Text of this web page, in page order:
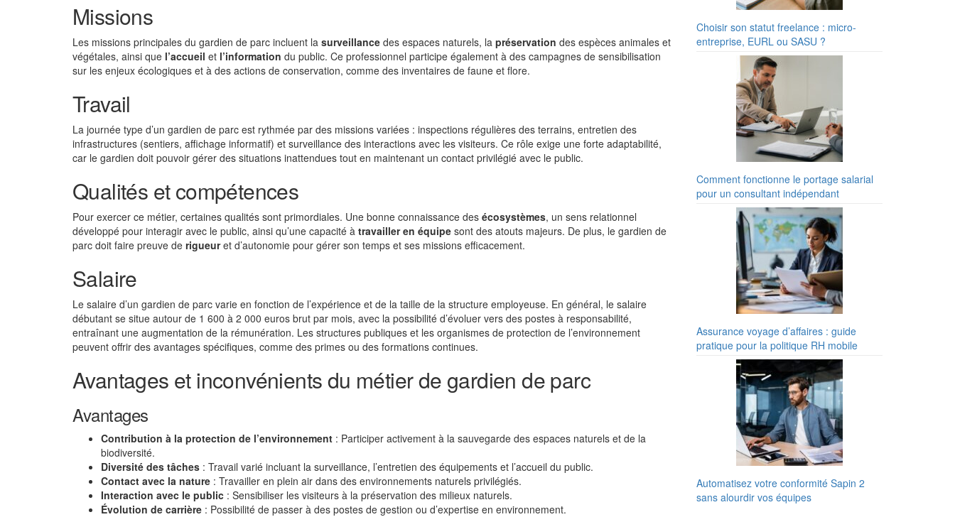
Missions
Les missions principales du gardien de parc incluent la surveillance des espaces naturels, la préservation des espèces animales et
végétales, ainsi que l’accueil et l’information du public. Ce professionnel participe également à des campagnes de sensibilisation
sur les enjeux écologiques et à des actions de conservation, comme des inventaires de faune et flore.
Travail
La journée type d’un gardien de parc est rythmée par des missions variées : inspections régulières des terrains, entretien des
infrastructures (sentiers, affichage informatif) et surveillance des interactions avec les visiteurs. Ce rôle exige une forte adaptabilité,
car le gardien doit pouvoir gérer des situations inattendues tout en maintenant un contact privilégié avec le public.
Qualités et compétences
Pour exercer ce métier, certaines qualités sont primordiales. Une bonne connaissance des écosystèmes, un sens relationnel
développé pour interagir avec le public, ainsi qu’une capacité à travailler en équipe sont des atouts majeurs. De plus, le gardien de
parc doit faire preuve de rigueuret d’autonomie pour gérer son temps et ses missions efficacement.
Salaire
Le salaire d’un gardien de parc varie en fonction de l’expérience et de la taille de la structure employeuse. En général, le salaire
débutant se situe autour de 1 600 à 2 000 euros brut par mois, avec la possibilité d’évoluer vers des postes à responsabilité,
entraînant une augmentation de la rémunération. Les structures publiques et les organismes de protection de l’environnement
peuvent offrir des avantages spécifiques, comme des primes ou des formations continues.
Avantages et inconvénients du métier de gardien de parc
Avantages
Contribution à la protection de l’environnement : Participer activement à la sauvegarde des espaces naturels et de la
biodiversité.
Diversité des tâches : Travail varié incluant la surveillance, l’entretien des équipements et l’accueil du public.
Contact avec la nature : Travailler en plein air dans des environnements naturels privilégiés.
Interaction avec le public : Sensibiliser les visiteurs à la préservation des milieux naturels.
Évolution de carrière : Possibilité de passer à des postes de gestion ou d’expertise en environnement.
Choisir son statut freelance : micro-
entreprise, EURL ou SASU ?
Comment fonctionne le portage salarial
pour un consultant indépendant
Assurance voyage d’affaires : guide
pratique pour la politique RH mobile
Automatisez votre conformité Sapin 2
sans alourdir vos équipes